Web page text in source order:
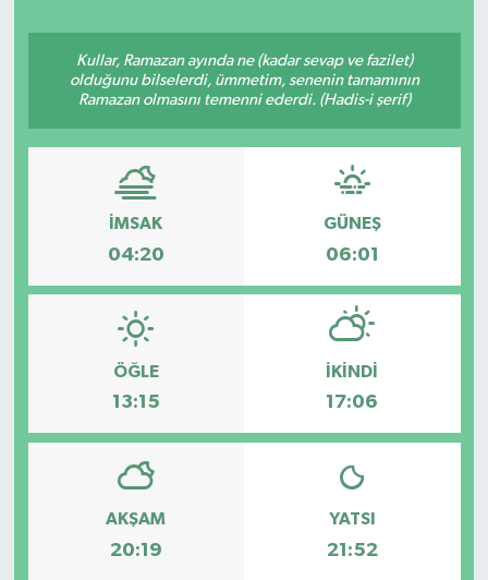
Kullar, Ramazan ayında ne (kadar sevap ve fazilet)
olduğunu bilselerdi, ümmetim, senenin tamamının
Ramazan olmasını temenni ederdi. (Hadis-i şerif)
İMSAK
04:20
GÜNEŞ
06:01
ÖĞLE
13:15
İKINDI
17:06
AKŞAM
20:19
YATSI
21:52
ÖZEL HABER
SAĞLIK
SPOR
TASAVVUF
YAŞAM VE ÇEVRE